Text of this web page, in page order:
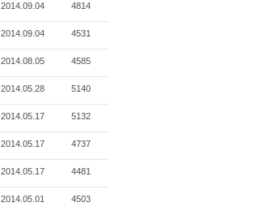
2014.09.04 4814
2014.09.04 4531
2014.08.05 4585
2014.05.28 5140
2014.05.17 5132
2014.05.17 4737
2014.05.17 4481
2014.05.01 4503